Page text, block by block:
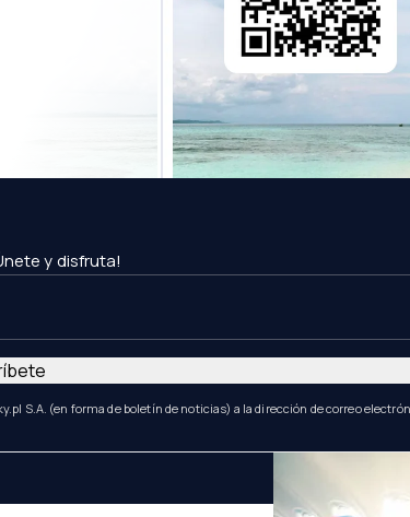
y disfruta!
S.A. (en forma de boletín de noticias) a la dirección de correo